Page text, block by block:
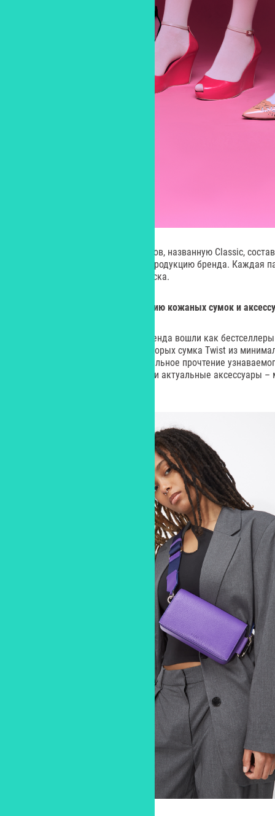
Цена на серию однотонных носков, названную Classic,
раза ниже стандартных цен на продукцию бренда. Каждая
St.Friday Socks в виде сердца-носка.
Ecco представил новую коллекцию кожаных сумок и
В осенне-зимнюю коллекцию бренда вошли как
также новые силуэты, среди которых сумка Twist из
естественной текстурой, оригинальное прочтение
формой датской садовой лейки, и актуальные аксессуары